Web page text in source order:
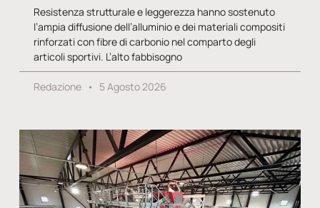
Resistenza strutturale e leggerezza hanno sostenuto
l’ampia diffusione dell’alluminio e dei materiali compositi
rinforzati con fibre di carbonio nel comparto degli
articoli sportivi. L’alto fabbisogno
Redazione 5 Agosto 2026